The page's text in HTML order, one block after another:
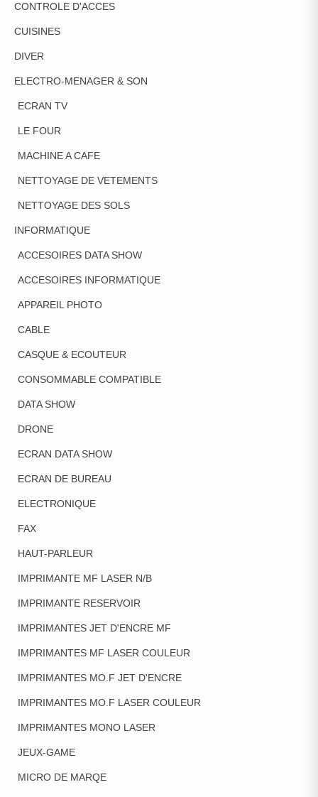
CONTROLE D'ACCES
CUISINES
DIVER
ELECTRO-MENAGER & SON
ECRAN TV
LE FOUR
MACHINE A CAFE
NETTOYAGE DE VETEMENTS
NETTOYAGE DES SOLS
INFORMATIQUE
ACCESOIRES DATA SHOW
ACCESOIRES INFORMATIQUE
APPAREIL PHOTO
CABLE
CASQUE & ECOUTEUR
CONSOMMABLE COMPATIBLE
DATA SHOW
DRONE
ECRAN DATA SHOW
ECRAN DE BUREAU
ELECTRONIQUE
FAX
HAUT-PARLEUR
IMPRIMANTE MF LASER N/B
IMPRIMANTE RESERVOIR
IMPRIMANTES JET D'ENCRE MF
IMPRIMANTES MF LASER COULEUR
IMPRIMANTES MO.F JET D'ENCRE
IMPRIMANTES MO.F LASER COULEUR
IMPRIMANTES MONO LASER
JEUX-GAME
MICRO DE MARQE